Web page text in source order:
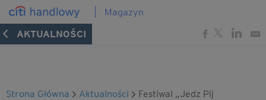
Magazyn
Strona Główna Aktualności
Festiwal „Jedz Pij
AKTUALNOŚCI